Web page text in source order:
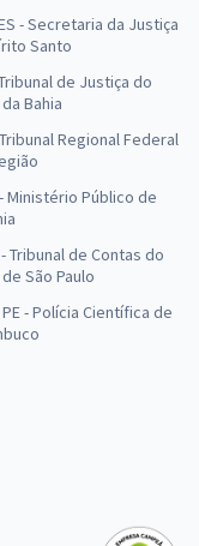
- Secretaria da Justiça
Santo
de Justiça do
Bahia
Regional Federal
Ministério Público de
- Tribunal de Contas do
São Paulo
- Polícia Científica de